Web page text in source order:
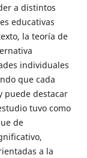
a distintos
educativas
la teoría de
individuales
que cada
puede destacar
tuvo como
de
a la